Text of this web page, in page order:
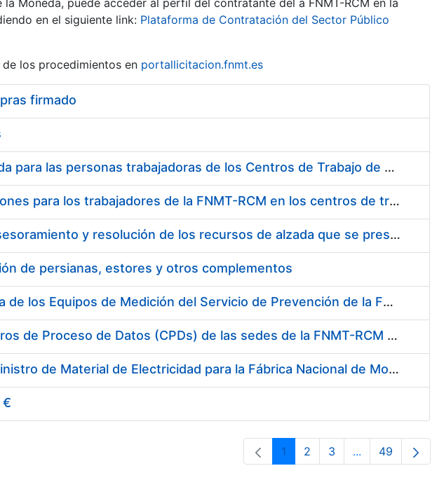
Moneda, puede acceder al perfil del contratante del a FNMT-RCM en la
en el siguiente link: Plataforma de Contratación del Sector Público
los procedimientos en portallicitacion.fnmt.es
firmado
Suministro de Protectores Auditivos a medida para las personas trabajadoras de los Centros de Trabajo de Madrid y Burgos
Suministro de gafas graduadas antiproyecciones para los trabajadores de la FNMT-RCM en los centros de trabajo de Madrid y Burgos
Servicios de una empresa externa para el asesoramiento y resolución de los recursos de alzada que se presentan relacionados con procesos de selección para la FNMT-RCM
de persianas, estores y otros complementos
Servicio de Calibración y Verificación Externa de los Equipos de Medición del Servicio de Prevención de la FNMT-RCM
Conexión mediante Fibra Óptica de los Centros de Proceso de Datos (CPDs) de las sedes de la FNMT-RCM de Burgos y Madrid
Contratación de acuerdo marco para el Suministro de Material de Electricidad para la Fábrica Nacional de Moneda y Timbre-Real Casa de la Moneda en su centro de trabajo de Burgos
€
Page
1 Page
2 Page
3 ...Intermediate
Page
49